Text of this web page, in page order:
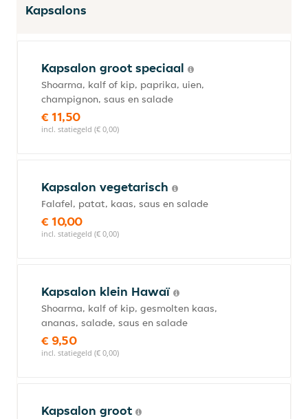
Kapsalons
Kapsalon groot speciaal
Shoarma, kalf of kip, paprika, uien,
champignon, saus en salade
€ 11,50
incl. statiegeld (€ 0,00)
Kapsalon vegetarisch
Falafel, patat, kaas, saus en salade
€ 10,00
incl. statiegeld (€ 0,00)
Kapsalon klein Hawaï
Shoarma, kalf of kip, gesmolten kaas,
ananas, salade, saus en salade
€ 9,50
incl. statiegeld (€ 0,00)
Kapsalon groot